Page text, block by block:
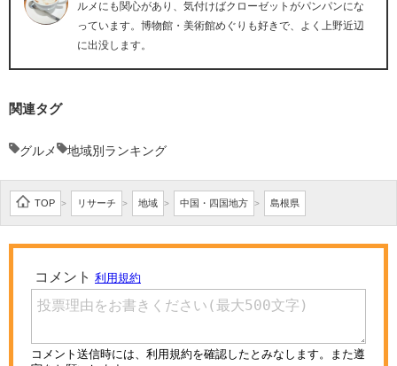
ルメにも関心があり、気付けばクローゼットがパンパンにな
っています。博物館・美術館めぐりも好きで、よく上野近辺
に出没します。
関連タグ
グルメ 地域別ランキング
TOP > リサーチ > 地域 > 中国・四国地方 > 島根県